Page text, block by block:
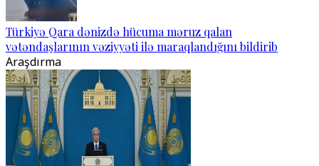
Türkiyə Qara dənizdə hücuma məruz qalan
vətəndaşlarının vəziyyəti ilə maraqlandığını bildirib
Araşdırma